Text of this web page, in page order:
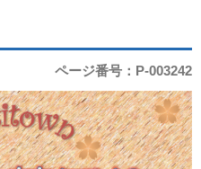
ページ番号：P-003242